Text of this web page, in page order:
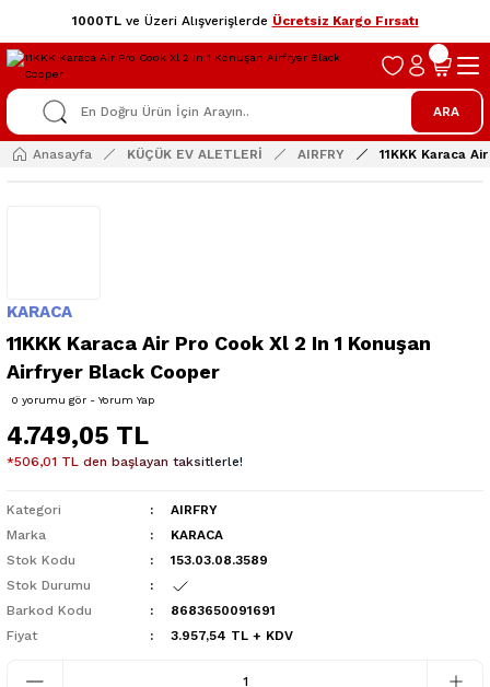
1000TLve Üzeri Alışverişlerde Ücretsiz Kargo Fırsatı
ARA
Anasayfa KÜÇÜK EV ALETLERİ AIRFRY 11KKK Karaca
KARACA
11KKK Karaca Air Pro Cook Xl 2 In 1 Konuşan
Airfryer Black Cooper
0 yorumu gör - Yorum Yap
4.749,05 TL
*506,01 TL den başlayan taksitlerle!
Kategori
AIRFRY
Marka
KARACA
Stok Kodu
153.03.08.3589
Stok Durumu
Barkod Kodu
8683650091691
Fiyat
3.957,54 TL + KDV